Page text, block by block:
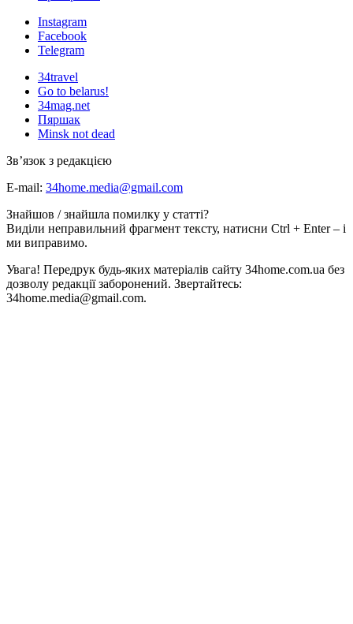
Instagram
Facebook
Telegram
34travel
Go to belarus!
34mag.net
Пяршак
Minsk not dead
Зв’язок з редакцією
E-mail: 34home.media@gmail.com
Знайшов / знайшла помилку у статті?
Виділи неправильний фрагмент тексту, натисни Ctrl + Enter – і
ми виправимо.
Увага! Передрук будь-яких матеріалів сайту 34home.com.ua без
дозволу редакції заборонений. Звертайтесь:
34home.media@gmail.com.